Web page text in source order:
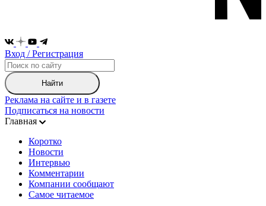
Вход / Регистрация
Найти
Реклама на сайте и в газете
Подписаться на новости
Главная
Коротко
Новости
Интервью
Комментарии
Компании сообщают
Самое читаемое